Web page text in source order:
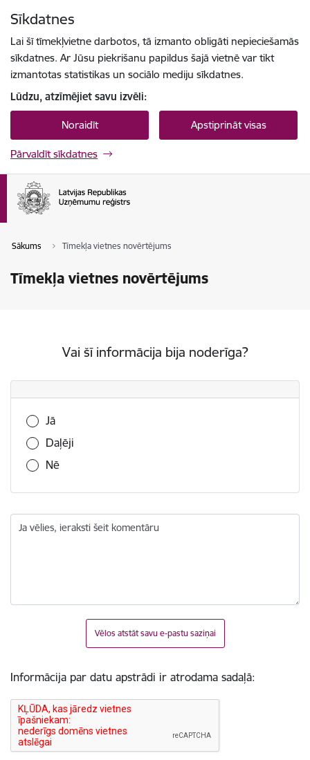
Sīkdatnes
Lai šī tīmekļvietne darbotos, tā izmanto obligāti nepieciešamās
sīkdatnes. Ar Jūsu piekrišanu papildus šajā vietnē var tikt
izmantotas statistikas un sociālo mediju sīkdatnes.
Lūdzu, atzīmējiet savu izvēli:
Noraidīt Apstiprināt visas
Pārvaldīt sīkdatnes
Sākums Tīmekļa vietnes novērtējums
Tīmekļa vietnes novērtējums
Vai šī informācija bija noderīga?
Vai šī informācija bija noderīga?
Jā
Daļēji
Nē
Ja vēlies, ieraksti šeit komentāru
Vēlos atstāt savu e-pastu saziņai
Informācija par datu apstrādi ir atrodama sadaļā: